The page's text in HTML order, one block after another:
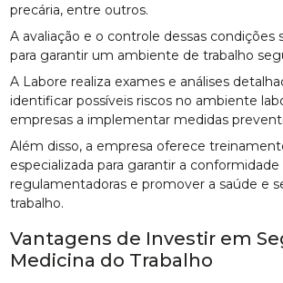
precária, entre outros.
A avaliação e o controle dessas condições
para garantir um ambiente de trabalho
A Labore realiza exames e análises
identificar possíveis riscos no ambiente
empresas a implementar medidas
Além disso, a empresa oferece
especializada para garantir a
regulamentadoras e promover a saúde e
trabalho.
Vantagens de Investir em
Medicina do Trabalho